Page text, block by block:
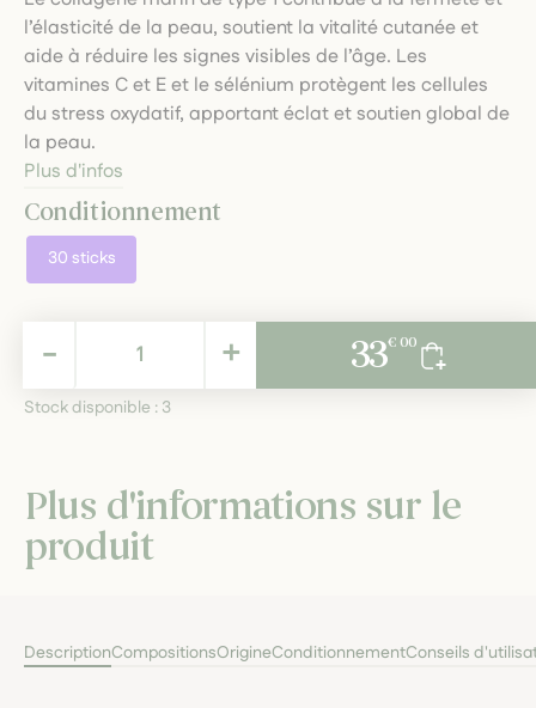
l’élasticité de la peau, soutient la vitalité cutanée et
aide à réduire les signes visibles de l’âge. Les
vitamines C et E et le sélénium protègent les cellules
du stress oxydatif, apportant éclat et soutien global de
la peau.
Plus d'infos
Conditionnement
30 sticks
33,00 € TTC
+
- 33€ 00
Stock disponible : 3
Plus d'informations sur le
produit
DescriptionCompositionsOrigineConditionnementConseils